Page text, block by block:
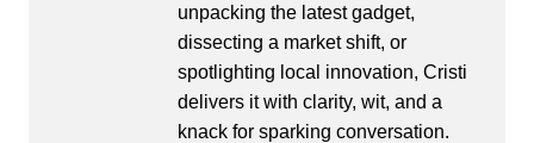
unpacking the latest gadget,
dissecting a market shift, or
spotlighting local innovation, Cristi
delivers it with clarity, wit, and a
knack for sparking conversation.